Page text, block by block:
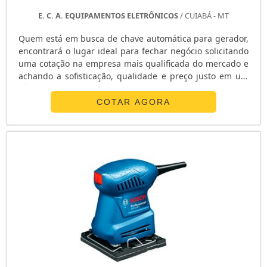
E. C. A. EQUIPAMENTOS ELETRÔNICOS/ CUIABÁ - MT
Quem está em busca de chave automática para gerador,
encontrará o lugar ideal para fechar negócio solicitando
uma cotação na empresa mais qualificada do mercado e
achando a sofisticação, qualidade e preço justo em um
só lugar.DIFERENCIAIS IMPORTANTES DE CHAVE
AUTOMÁTICA PARA GERADORQuem pesquisa na internet
por chave automática para gerador em uma empresa
altamente qualificada, depara com a E. C. A.
estacionária, a companhia garante o que há de melhor
na atualidade.Sem trocar o foco sobre chave automática
para gerador, sempre deve-se buscar uma empresa que
tenha produtos e serviços com ótima qualidade e
proteção, pequenos detalhes, mas de grande valia para
saber a procedência e seriedade da empresa.É
importante lembrar que o produto deve sempre ser
adquirido com empresas especializadas no segmento.
Esse tipo de cuidado ajuda a garantir a qualidade e
COTAR AGORA